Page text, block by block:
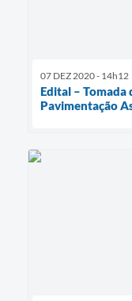
07 DEZ 2020 - 14h12
Edital – Tomada
Pavimentação